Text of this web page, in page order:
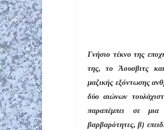
Γνήσιο τέκνο της
της, το Άουσβιτς
μαζικής εξόντωσης
δύο αιώνων
παραπέμπει σε μια
βαρβαρότητες, β)